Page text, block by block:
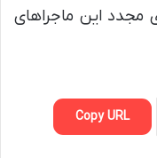
مجدد این ماجراهای
Copy URL